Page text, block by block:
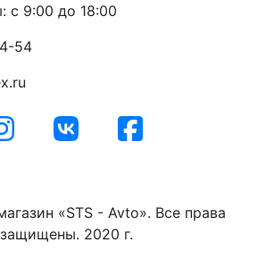
с 9:00 до 18:00
54
«STS - Avto». Все права
защищены. 2020 г.